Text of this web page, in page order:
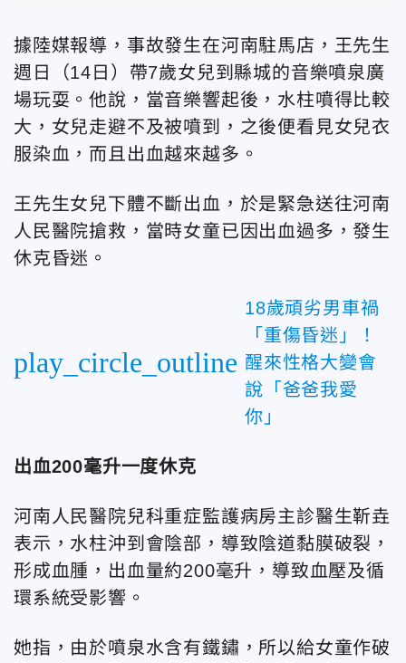
據陸媒報導，事故發生在河南駐馬店，王先生
週日（14日）帶7歲女兒到縣城的音樂噴泉廣
場玩耍。他說，當音樂響起後，水柱噴得比較
大，女兒走避不及被噴到，之後便看見女兒衣
服染血，而且出血越來越多。
王先生女兒下體不斷出血，於是緊急送往河南
人民醫院搶救，當時女童已因出血過多，發生
休克昏迷。
play_circle_outline
18歲頑劣男車禍
「重傷昏迷」！
醒來性格大變會
說「爸爸我愛
你」
出血200毫升一度休克
河南人民醫院兒科重症監護病房主診醫生靳垚
表示，水柱沖到會陰部，導致陰道黏膜破裂，
形成血腫，出血量約200毫升，導致血壓及循
環系統受影響。
她指，由於噴泉水含有鐵鏽，所以給女童作破